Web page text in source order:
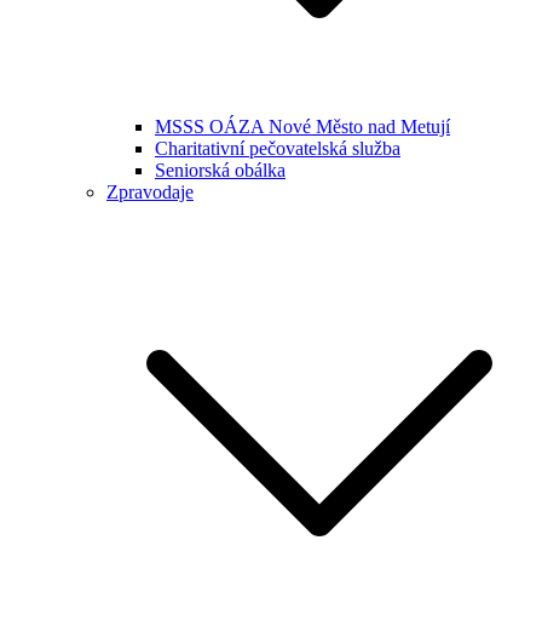
MSSS OÁZA Nové Město nad Metují
Charitativní pečovatelská služba
Seniorská obálka
Zpravodaje